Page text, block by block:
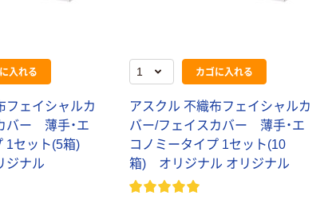
入れる
フェイシャルカ
バー 薄手・エ
1セット(5箱)
ジナル
カゴに入れる
アスクル 不織布フェイシャルカ
バー/フェイスカバー 薄手・エ
コノミータイプ 1セット(10
箱) オリジナル オリジナル
大塚製薬工場
経口補水液 オー
エスワン（OS-1）
￥159~ （税込）
トファイル エコ
製造）
￥115~